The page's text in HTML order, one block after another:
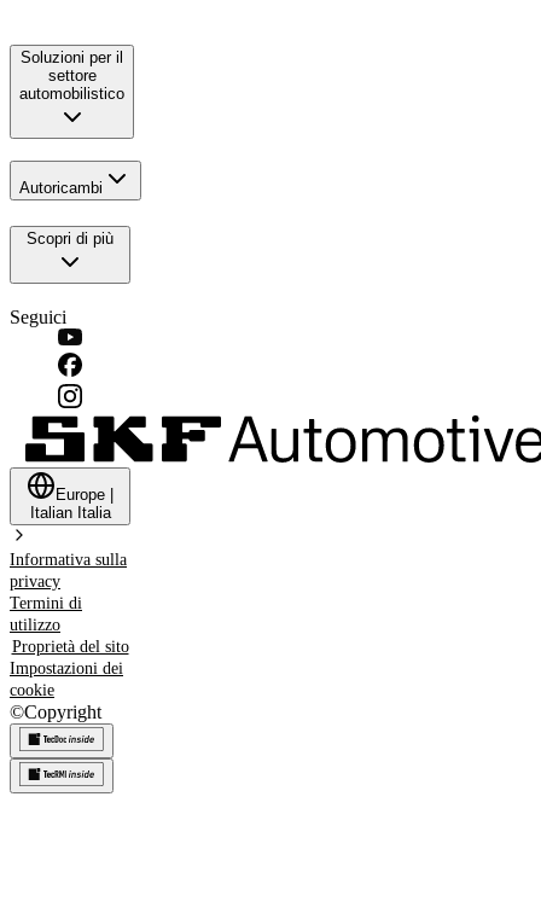
Soluzioni per il
settore
automobilistico
Autoricambi
Scopri di più
Seguici
Europe
Italian Italia
Informativa sulla
privacy
Termini di
utilizzo
Proprietà del sito
Impostazioni dei
cookie
©Copyright